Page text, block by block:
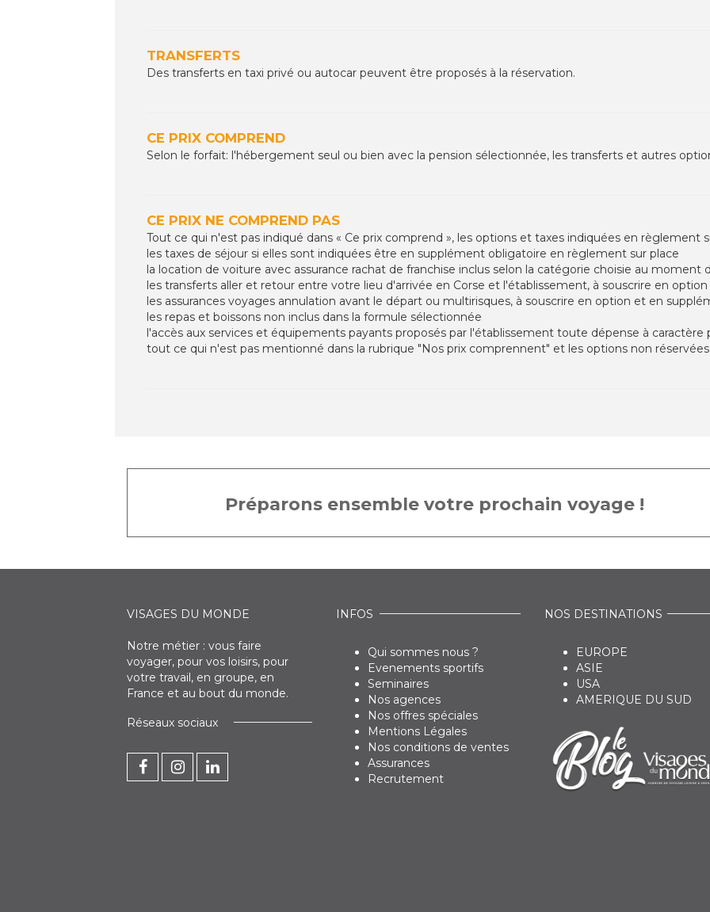
TRANSFERTS
Des transferts en taxi privé ou autocar peuvent être proposés à la réservation.
CE PRIX COMPREND
Selon le forfait: l'hébergement seul ou bien avec la pension sélectionnée, les transferts et autres
CE PRIX NE COMPREND PAS
Tout ce qui n'est pas indiqué dans « Ce prix comprend », les options et taxes indiquées en règlement
les taxes de séjour si elles sont indiquées être en supplément obligatoire en règlement sur place
la location de voiture avec assurance rachat de franchise inclus selon la catégorie choisie au moment
les transferts aller et retour entre votre lieu d'arrivée en Corse et l'établissement, à souscrire en
les assurances voyages annulation avant le départ ou multirisques, à souscrire en option et en
les repas et boissons non inclus dans la formule sélectionnée
l'accès aux services et équipements payants proposés par l'établissement toute dépense à caractère
tout ce qui n'est pas mentionné dans la rubrique "Nos prix comprennent" et les options non réservées
Préparons ensemble votre prochain voyage !
VISAGES DU MONDE
Notre métier : vous faire
voyager, pour vos loisirs, pour
votre travail, en groupe, en
France et au bout du monde.
Réseaux sociaux
INFOS
Qui sommes nous ?
Evenements sportifs
Seminaires
Nos agences
Nos offres spéciales
Mentions Légales
Nos conditions de ventes
Assurances
Recrutement
NOS DESTINATIONS
EUROPE
ASIE
USA
AMERIQUE DU SUD